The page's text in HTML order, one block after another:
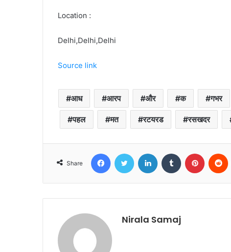
Location :
Delhi,Delhi,Delhi
Source link
आध आरप और क गभर
पहल मत रटयरड रसखदर
Share
FacebookTwitter LinkedIn Tumblr Pinterest
Nirala Samaj